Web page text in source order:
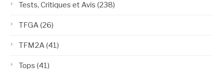
Tests, Critiques et Avis (238)
TFGA(26)
TFM2A(41)
Tops (41)